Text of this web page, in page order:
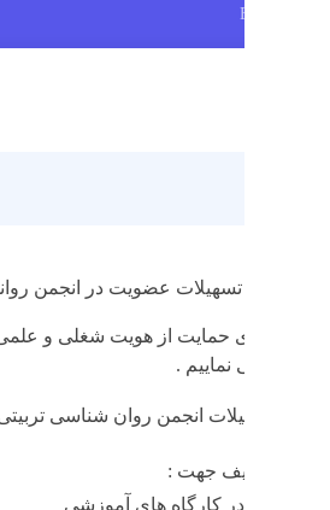
عضویت در انجمن روانشناسی
حمایت از هویت شغلی و علمی و نیز
انجمن روان شناسی تربیتی ایران
کارگاه های آموزشی